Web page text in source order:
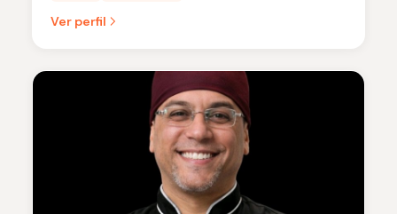
Ver perfil